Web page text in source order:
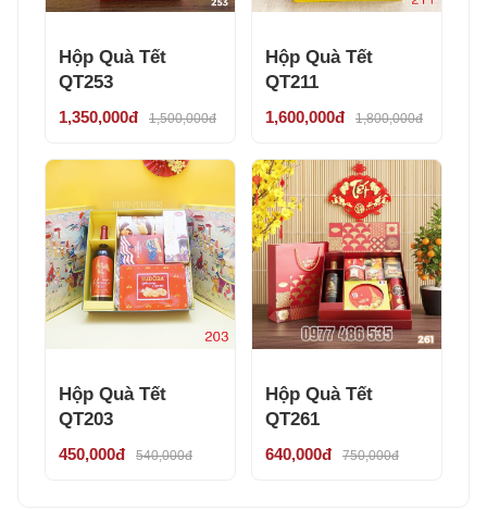
Hộp Quà Tết
QT253
1,350,000đ 1,500,000đ
Hộp Quà Tết
QT211
1,600,000đ 1,800,000đ
Hộp Quà Tết
QT203
450,000đ 540,000đ
Hộp Quà Tết
QT261
640,000đ 750,000đ